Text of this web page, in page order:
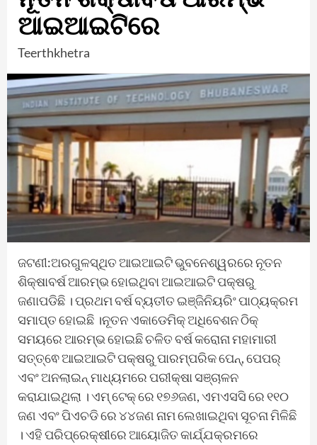
ଆଇଆଇଟିରେ
Teerthkhetra
ଜଟଣୀ:ଅରଗୁଳସ୍ଥିତ ଆଇଆଇଟି ଭୁବନେଶ୍ୱରରେ ନୂତନ
ଶିକ୍ଷାବର୍ଷ ଆରମ୍ଭ ହୋଇଥିବା ଆଇଆଇଟି ପକ୍ଷରୁ
ଜଣାପଡିଛି । ପ୍ରଥମ ବର୍ଷ ବ୍ୟତୀତ ଇଞ୍ଜିନିୟରିଂ ପାଠ୍ୟକ୍ରମ
ସମାପ୍ତ ହୋଇଛି ।ନୂତନ ଏକାଡେମିକ୍ ଅଧିବେଶନ ଠିକ୍
ସମୟରେ ଆରମ୍ଭ ହୋଇଛି ଚଳିତ ବର୍ଷ କରୋନା ମହାମାରୀ
ସତ୍ତ୍ଵେ ଆଇଆଇଟି ପକ୍ଷରୁ ପାରମ୍ପରିକ ପେନ୍, ପେପର୍
ଏବଂ ଅନଲାଇନ୍ ମାଧ୍ୟମରେ ପରୀକ୍ଷା ସଞ୍ଚାଳନ
କରାଯାଇଥିଲା । ଏମ୍ ଟେକ୍ ରେ ୧୭୬ଜଣ, ଏମଏସସି ରେ ୧୧୦
ଜଣ ଏବଂ ପିଏଚଡି ରେ ୪୪ଜଣ ନାମ ଲେଖାଇଥିବା ସୂଚନା ମିଳିଛି
। ଏହି ପରିପ୍ରେକ୍ଷୀରେ ଆୟୋଜିତ କାର୍ଯ୍ଯକ୍ରମରେ